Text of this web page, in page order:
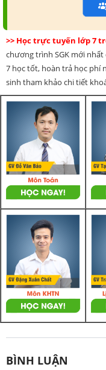
>> Học trực tuyến lớp 7
chương trình SGK mới nhất
7 học tốt, hoàn trả học phí
sinh tham khảo chi tiết
BÌNH LUẬN